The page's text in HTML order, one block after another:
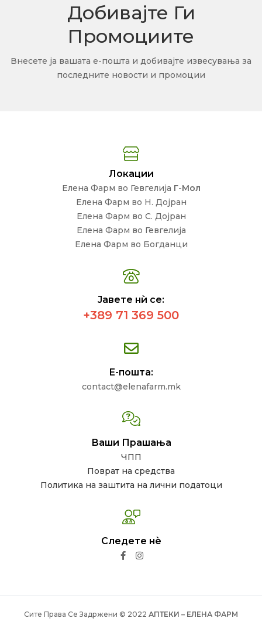
Добивајте Ги
Промоциите
Внесете ја вашата е-пошта и добивајте извесувања за
последните новости и промоции
Локации
Елена Фарм во Гевгелија Г-Мол
Елена Фарм во Н. Дојран
Елена Фарм во С. Дојран
Елена Фарм во Гевгелија
Елена Фарм во Богданци
Јавете нѝ се:
+389 71 369 500
Е-пошта:
contact@elenafarm.mk
Ваши Прашања
ЧПП
Поврат на средства
Политика на заштита на лични податоци
Следете нѐ
Сите Права Се Задржени © 2022 АПТЕКИ – ЕЛЕНА ФАРМ